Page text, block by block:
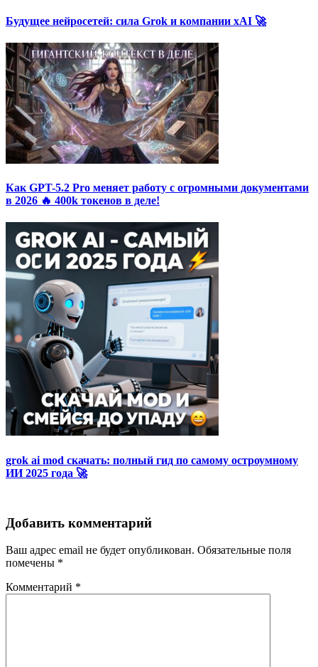
Будущее нейросетей: сила Grok и компании xAI 🚀
Как GPT-5.2 Pro меняет работу с огромными документами
в 2026 🔥 400k токенов в деле!
grok ai mod скачать: полный гид по самому остроумному
ИИ 2025 года 🚀
Добавить комментарий
Ваш адрес email не будет опубликован. Обязательные поля
помечены *
Комментарий *